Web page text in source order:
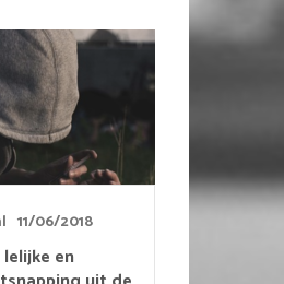
11/06/2018
lelijke en